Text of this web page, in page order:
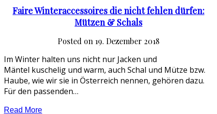
Faire Winteraccessoires die nicht fehlen dürfen:
Mützen & Schals
Posted on 19. Dezember 2018
Im Winter halten uns nicht nur Jacken und
Mäntel kuschelig und warm, auch Schal und Mütze bzw.
Haube, wie wir sie in Österreich nennen, gehören dazu.
Für den passenden…
Read More